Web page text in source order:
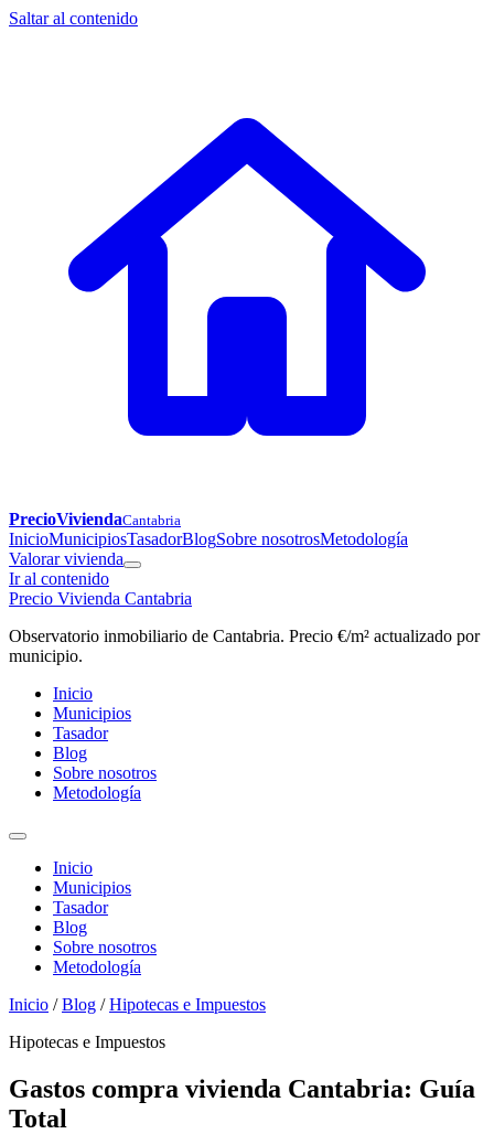
Saltar al contenido
PrecioViviendaCantabria
InicioMunicipiosTasadorBlogSobre nosotrosMetodología
Valorar vivienda
Ir al contenido
Precio Vivienda Cantabria
Observatorio inmobiliario de Cantabria. Precio €/m² actualizado por
municipio.
Inicio
Municipios
Tasador
Blog
Sobre nosotros
Metodología
Inicio
Municipios
Tasador
Blog
Sobre nosotros
Metodología
Inicio / Blog / Hipotecas e Impuestos
Hipotecas e Impuestos
Gastos compra vivienda Cantabria: Guía
Total